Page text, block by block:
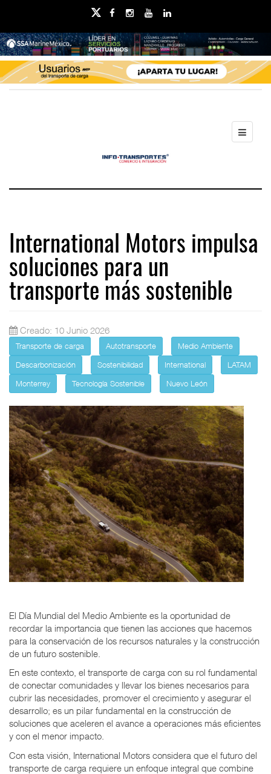
International Motors impulsa
soluciones para un
transporte más sostenible
Creado: 10 Junio 2026
Transporte de carga Autotransporte
Medio Ambiente
Descarbonización
Sostenibilidad International
LATAM
Monterrey
Tecnología Sostenible Nuevo León
El Día Mundial del Medio Ambiente es la oportunidad de
recordar la importancia que tienen las acciones que hacemos
para la conservación de los recursos naturales y la construcción
de un futuro sostenible.
En este contexto, el transporte de carga con su rol fundamental
de conectar comunidades y llevar los bienes necesarios para
cubrir las necesidades, promover el crecimiento y asegurar el
desarrollo; es un pilar fundamental en la construcción de
soluciones que aceleren el avance a operaciones más eficientes
y con el menor impacto.
Con esta visión, International Motors considera que el futuro del
transporte de carga requiere un enfoque integral que combine